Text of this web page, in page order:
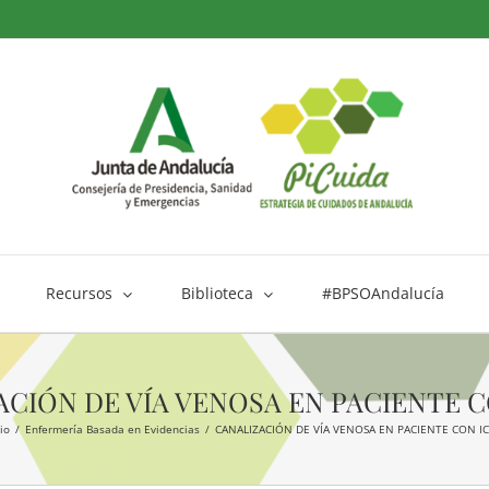
Recursos Biblioteca #BPSOAndalucía
DE VÍA VENOSA EN PACIENTE
Enfermería Basada en Evidencias CANALIZACIÓN DE VÍA VENOSA EN PACIENTE CON